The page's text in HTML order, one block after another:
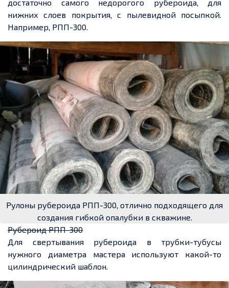
достаточно самого недорогого рубероида, для
нижних слоев покрытия, с пылевидной посыпкой.
Например, РПП-300.
Рулоны рубероида РПП-300, отлично подходящего для
создания гибкой опалубки в скважине.
Рубероид РПП-300
Для свертывания рубероида в трубки-тубусы
нужного диаметра мастера используют какой-то
цилиндрический шаблон.